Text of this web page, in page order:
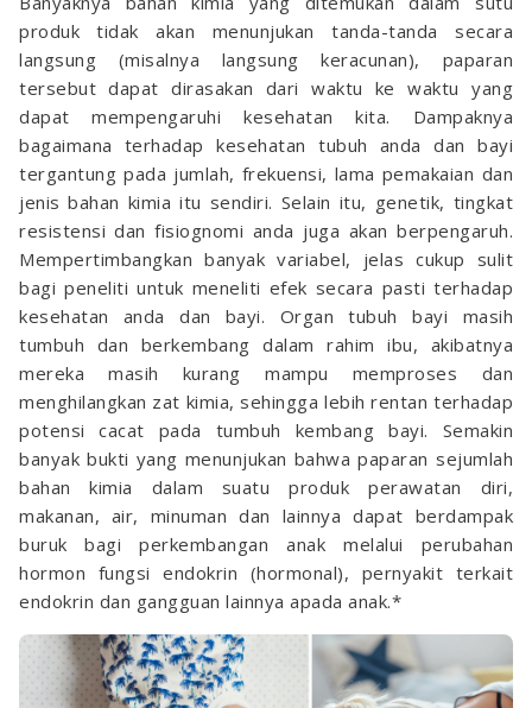
produk tidak akan menunjukan tanda-tanda secara
langsung (misalnya langsung keracunan), paparan
tersebut dapat dirasakan dari waktu ke waktu yang
dapat mempengaruhi kesehatan kita. Dampaknya
bagaimana terhadap kesehatan tubuh anda dan bayi
tergantung pada jumlah, frekuensi, lama pemakaian dan
jenis bahan kimia itu sendiri. Selain itu, genetik, tingkat
resistensi dan fisiognomi anda juga akan berpengaruh.
Mempertimbangkan banyak variabel, jelas cukup sulit
bagi peneliti untuk meneliti efek secara pasti terhadap
kesehatan anda dan bayi. Organ tubuh bayi masih
tumbuh dan berkembang dalam rahim ibu, akibatnya
mereka masih kurang mampu memproses dan
menghilangkan zat kimia, sehingga lebih rentan terhadap
potensi cacat pada tumbuh kembang bayi. Semakin
banyak bukti yang menunjukan bahwa paparan sejumlah
bahan kimia dalam suatu produk perawatan diri,
makanan, air, minuman dan lainnya dapat berdampak
buruk bagi perkembangan anak melalui perubahan
hormon fungsi endokrin (hormonal), pernyakit terkait
endokrin dan gangguan lainnya apada anak.*